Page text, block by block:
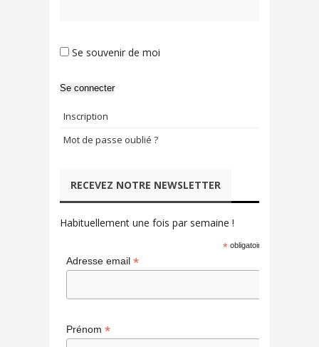
Se souvenir de moi
Se connecter
Inscription
Mot de passe oublié ?
RECEVEZ NOTRE NEWSLETTER
Habituellement une fois par semaine !
* obligatoire
Adresse email *
Prénom *